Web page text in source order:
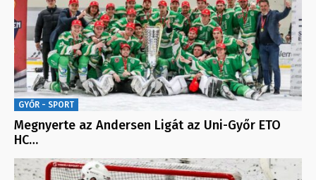
GYŐR - SPORT
Megnyerte az Andersen Ligát az Uni-Győr ETO
HC…